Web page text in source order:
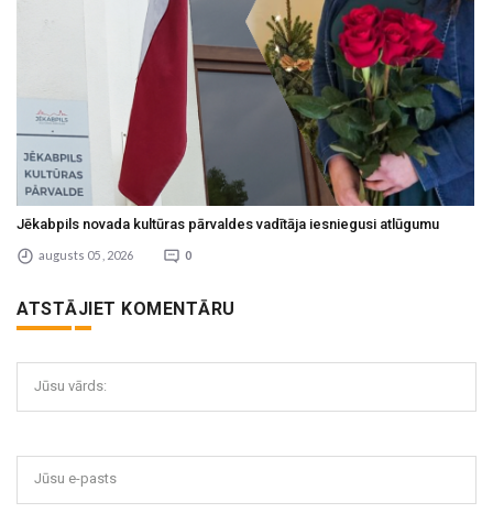
Jēkabpils novada kultūras pārvaldes vadītāja iesniegusi atlūgumu
augusts 05 , 2026 0
ATSTĀJIET KOMENTĀRU
Jūsu vārds:
Jūsu e-pasts